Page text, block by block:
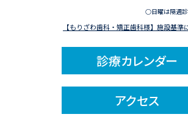
○日曜は隔週
【もりざわ歯科・矯正歯科様】施設基準
診療カレンダー
アクセス